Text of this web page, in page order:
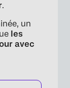
.
un
les
avec